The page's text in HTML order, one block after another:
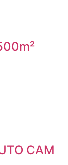
CAM